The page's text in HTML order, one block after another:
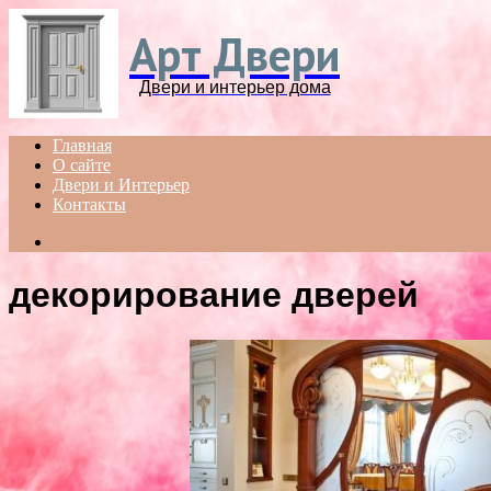
Арт Двери
Двери и интерьер дома
Главная
О сайте
Двери и Интерьер
Контакты
декорирование дверей